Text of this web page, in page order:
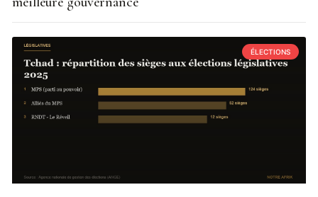
ÉLECTIONS